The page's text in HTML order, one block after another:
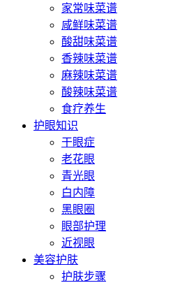
家常味菜谱
咸鲜味菜谱
酸甜味菜谱
香辣味菜谱
麻辣味菜谱
酸辣味菜谱
食疗养生
护眼知识
干眼症
老花眼
青光眼
白内障
黑眼圈
眼部护理
近视眼
美容护肤
护肤步骤